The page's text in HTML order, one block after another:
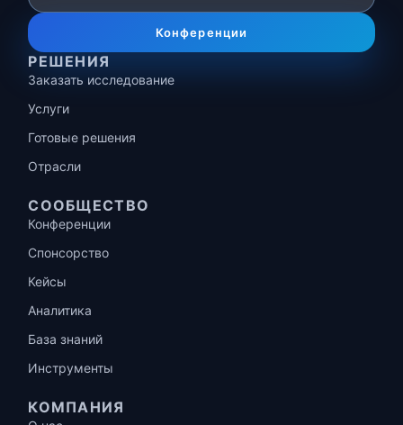
Конференции
РЕШЕНИЯ
Заказать исследование
Услуги
Готовые решения
Отрасли
СООБЩЕСТВО
Конференции
Спонсорство
Кейсы
Аналитика
База знаний
Инструменты
КОМПАНИЯ